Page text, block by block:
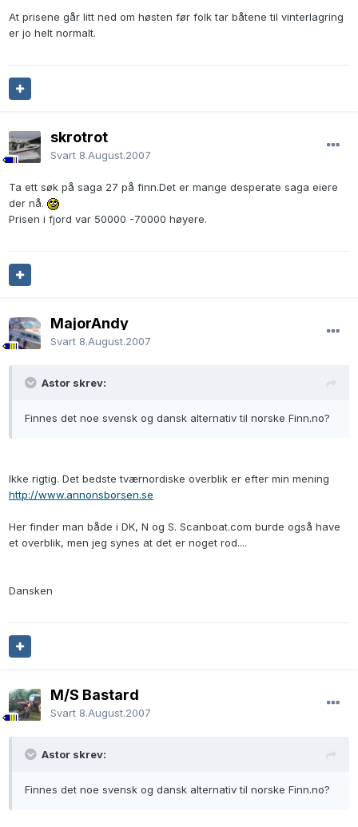
At prisene går litt ned om høsten før folk tar båtene til vinterlagring
er jo helt normalt.
skrotrot
Svart 8.August.2007
Ta ett søk på saga 27 på finn.Det er mange desperate saga eiere
der nå.
Prisen i fjord var 50000 -70000 høyere.
MajorAndy
Svart 8.August.2007
Astor skrev:
Finnes det noe svensk og dansk alternativ til norske Finn.no?
Ikke rigtig. Det bedste tværnordiske overblik er efter min mening
http://www.annonsborsen.se
Her finder man både i DK, N og S. Scanboat.com burde også have
et overblik, men jeg synes at det er noget rod....
Dansken
M/S Bastard
Svart 8.August.2007
Astor skrev:
Finnes det noe svensk og dansk alternativ til norske Finn.no?